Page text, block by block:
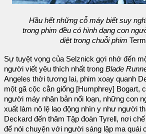
Hầu hết những cỗ máy biết suy
trong phim đều có hình dạng con
diệt trong chuỗi phim
Sự tuyệt vọng của Selznick gợi nhớ đến
người viết yêu thích nhất trong Blade
Angeles thời tương lai, phim xoay quanh
một gã cộc cằn giống [Humphrey] Bogart,
người máy nhân bản nổi loạn, những con
xuất làm nô lệ lao động nhìn y như người
Deckard đến thăm Tập đoàn Tyrell, nơi
để nói chuyện với người sáng lập ma quái